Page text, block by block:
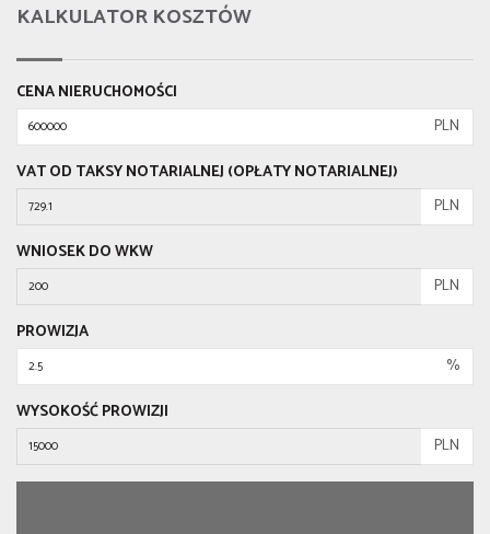
KALKULATOR KOSZTÓW
CENA NIERUCHOMOŚCI
PLN
VAT OD TAKSY NOTARIALNEJ (OPŁATY NOTARIALNEJ)
PLN
WNIOSEK DO WKW
PLN
PROWIZJA
%
WYSOKOŚĆ PROWIZJI
PLN